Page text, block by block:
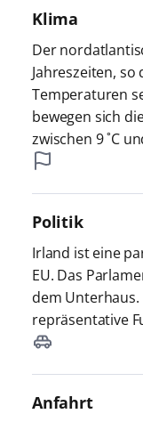
Klima
Der
Jahreszeiten,
Temperaturen
bewegen sich
zwischen 9 ˚C
Politik
Irland ist eine
EU. Das
dem
repräsentative
Anfahrt